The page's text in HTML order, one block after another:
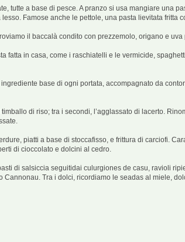
tutte a base di pesce. A pranzo si usa mangiare una
Famose anche le pettole, una pasta lievitata fritta
il baccalà condito con prezzemolo, origano e
fatta in casa, come i raschiatelli e le vermicide,
base di ogni portata, accompagnato da
di riso; tra i secondi, l’agglassato di lacerto.
piatti a base di stoccafisso, e frittura di carciofi.
di cioccolato e dolcini al cedro.
di salsiccia seguitidai culurgiones de casu, ravioli
Tra i dolci, ricordiamo le seadas al miele,